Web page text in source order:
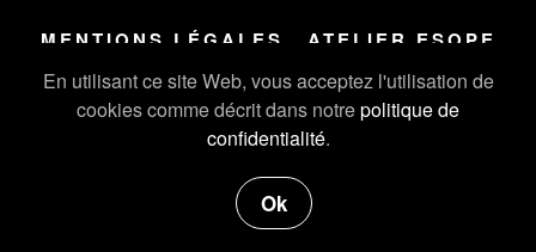
En utilisant ce site Web, vous acceptez l'utilisation de
cookies comme décrit dans notrepolitique de
confidentialité.
Ok
MENTIONS LÉGALES ATELIER ESOPE